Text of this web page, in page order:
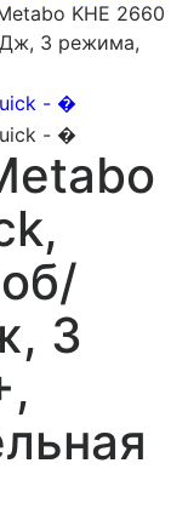
KHE 2660
3 режима,
3